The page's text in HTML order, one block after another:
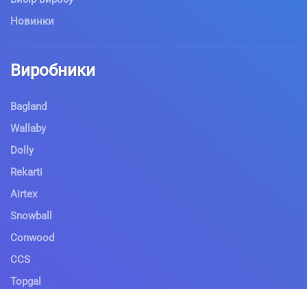
Новинки
Виробники
Bagland
Wallaby
Dolly
Rekarti
Airtex
Snowball
Conwood
CCS
Topgal